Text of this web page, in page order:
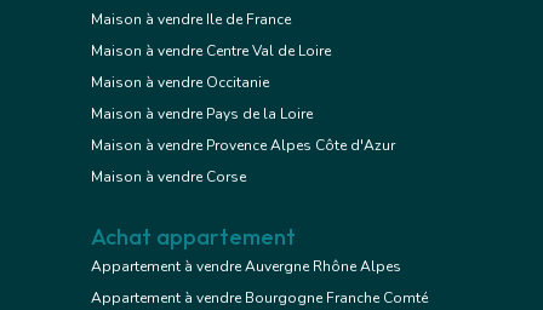
Maison à vendre Ile de France
Maison à vendre Centre Val de Loire
Maison à vendre Occitanie
Maison à vendre Pays de la Loire
Maison à vendre Provence Alpes Côte d'Azur
Maison à vendre Corse
Achat appartement
Appartement à vendre Auvergne Rhône Alpes
Appartement à vendre Bourgogne Franche Comté